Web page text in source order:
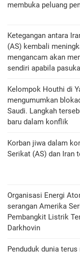
membuka peluang
Ketegangan antara
(AS) kembali
mengancam akan
sendiri apabila
Kelompok Houthi di
mengumumkan
Saudi. Langkah
baru dalam konflik
Korban jiwa dalam
Serikat (AS) dan Iran
Organisasi Energi
serangan Amerika
Pembangkit Listrik
Darkhovin
Penduduk dunia